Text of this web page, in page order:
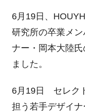
6月19日、
研究所の卒業メ
ナー・岡本大陸
ました。
6月19日 セレク
担う若手デザイナ